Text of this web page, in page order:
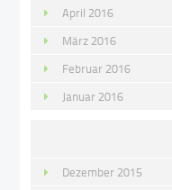
April 2016
März 2016
Februar 2016
Januar 2016
Dezember 2015